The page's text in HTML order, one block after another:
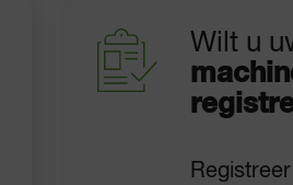
Wilt u